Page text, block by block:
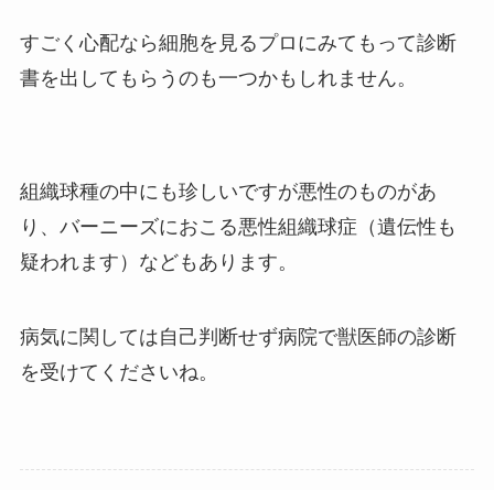
すごく心配なら細胞を見るプロにみてもって診断
書を出してもらうのも一つかもしれません。
組織球種の中にも珍しいですが悪性のものがあ
り、バーニーズにおこる悪性組織球症（遺伝性も
疑われます）などもあります。
病気に関しては自己判断せず病院で獣医師の診断
を受けてくださいね。